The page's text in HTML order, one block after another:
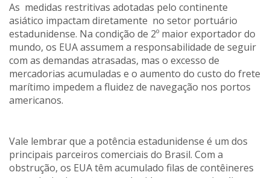
As medidas restritivas adotadas pelo continente
asiático impactam diretamente no setor portuário
estadunidense. Na condição de 2º maior exportador do
mundo, os EUA assumem a responsabilidade de seguir
com as demandas atrasadas, mas o excesso de
mercadorias acumuladas e o aumento do custo do frete
marítimo impedem a fluidez de navegação nos portos
americanos.
Vale lembrar que a potência estadunidense é um dos
principais parceiros comerciais do Brasil. Com a
obstrução, os EUA têm acumulado filas de contêineres